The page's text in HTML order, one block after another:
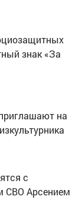
знак «За
на
с
СВО Арсением